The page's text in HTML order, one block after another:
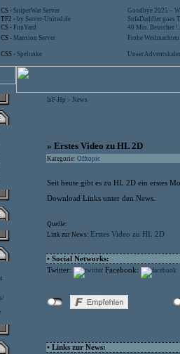
CS - SniperWar Server
Goodbye 2025 –
TF2 - by Server-United.de
SofaDaddler goes
CS - FunYard
40 Mio. Beuscher
CS - Mansion Server
Frohe
CSS - Spelunke Unser
IsF-Hp > News
» Erstes Video zu HL 2D
Kategorie: Offtopic
Seit heute gibt es zu HL 2D ein erstes
Download Links unter den News.
Quelle:
Link zur News: Erstes Video zu HL 2D
• Social Networks:
Twitter:
Facebook:
• Links zur News: